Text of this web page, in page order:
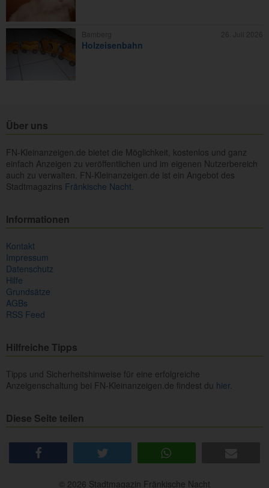
Holzeisenbahn
Über uns
FN-Kleinanzeigen.de bietet die Möglichkeit, kostenlos und ganz
einfach Anzeigen zu veröffentlichen und im eigenen Nutzerbereich
auch zu verwalten. FN-Kleinanzeigen.de ist ein Angebot des
Stadtmagazins Fränkische Nacht.
Informationen
Kontakt
Impressum
Datenschutz
Hilfe
Grundsätze
AGBs
RSS Feed
Hilfreiche Tipps
Tipps und Sicherheitshinweise für eine erfolgreiche
Anzeigenschaltung bei FN-Kleinanzeigen.de findest du hier.
Diese Seite teilen
© 2026 Stadtmagazin Fränkische Nacht